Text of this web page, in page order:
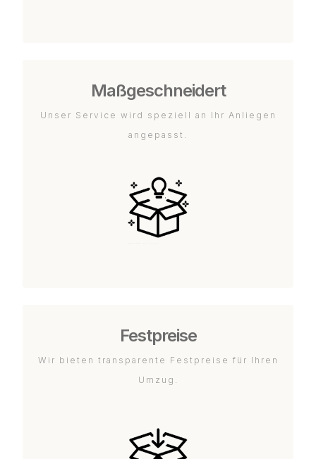
Maßgeschneidert
Unser Service wird speziell an Ihr Anliegen
angepasst.
Festpreise
Wir bieten transparente Festpreise für Ihren
Umzug.